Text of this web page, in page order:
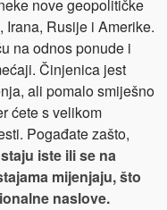
nove geopolitičke
Rusije i Amerike.
na odnos ponude i
Činjenica jest
ali pomalo smiješno
ćete s velikom
Pogađate zašto,
iste ili se na
mijenjaju, što
naslove.